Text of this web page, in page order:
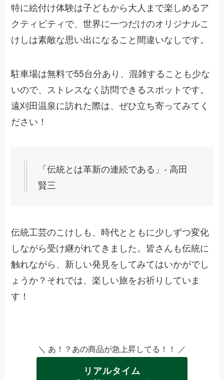
特に絵付け体験は子どもから大人まで楽しめるア
クティビティで、世界に一つだけのオリジナルこ
けしは素敵な思い出になること間違いなしです。
駐車場は無料で55台分あり、混雑することも少な
いので、ストレスなく訪問できるスポットです。
遠刈田温泉に訪れた際は、ぜひ立ち寄ってみてく
ださい！
「伝統とは革新の連続である」- 高田
賢三
伝統工芸のこけしも、時代とともに少しずつ変化
しながら受け継がれてきました。皆さんも伝統に
触れながら、新しい発見をしてみてはいかがでし
ょうか？それでは、楽しい旅をお祈りしていま
す！
＼ あ！？あの商品が急上昇してる！！ ／
リアルタイム